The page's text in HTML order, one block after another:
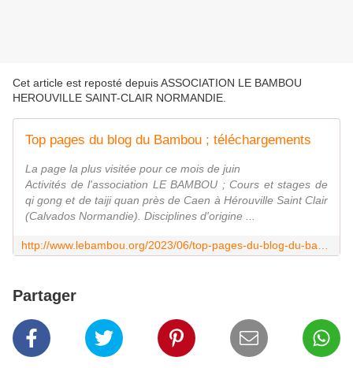
Cet article est reposté depuisASSOCIATION LE BAMBOU
HEROUVILLE SAINT-CLAIR NORMANDIE
Top pages du blog du Bambou ; téléchargements
La page la plus visitée pour ce mois de juin
Activités de l'association LE BAMBOU ; Cours et stages de
qi gong et de taiji quan près de Caen à Hérouville Saint Clair
(Calvados Normandie). Disciplines d'origine ...
Partager